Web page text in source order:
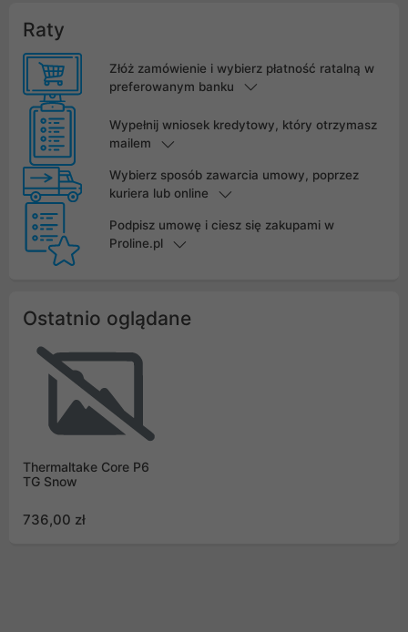
Raty
Złóż zamówienie i wybierz płatność ratalną w
preferowanym banku
Wypełnij wniosek kredytowy, który otrzymasz
mailem
Wybierz sposób zawarcia umowy, poprzez
kuriera lub online
Podpisz umowę i ciesz się zakupami w
Proline.pl
Ostatnio oglądane
Thermaltake Core P6
TG Snow
736,00 zł